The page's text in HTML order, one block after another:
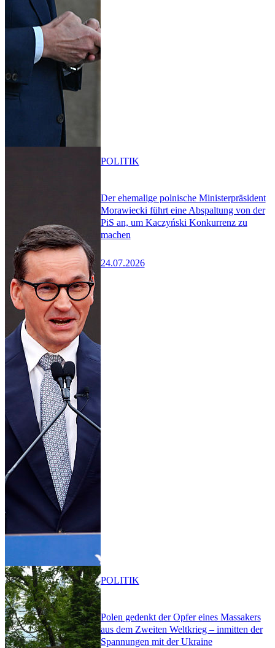
Der ehemalige polnische Ministerpräsident
Morawiecki führt eine Abspaltung von der
PiS an, um Kaczyński Konkurrenz zu
machen
24.07.2026
POLITIK
Polen gedenkt der Opfer eines Massakers
aus dem Zweiten Weltkrieg – inmitten der
Spannungen mit der Ukraine
POLITIK